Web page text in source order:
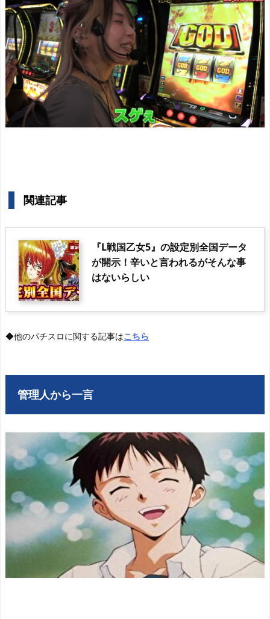
関連記事
『L戦国乙女5』の設定別全国データ
が開示！辛いと言われるがそんな事
はないらしい
◆他のパチスロに関する記事はこちら
管理人から一言